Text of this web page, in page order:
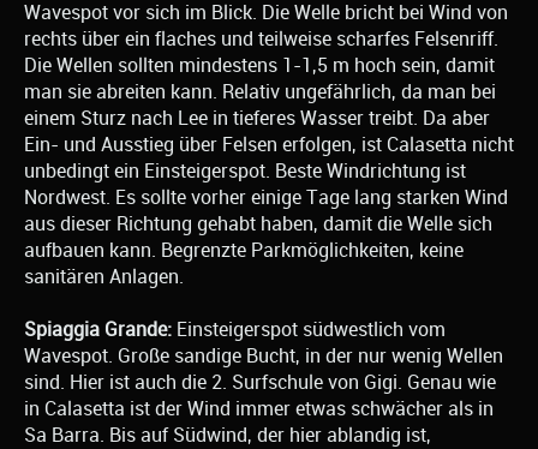
Wavespot vor sich im Blick. Die Welle bricht bei Wind von
rechts über ein flaches und teilweise scharfes Felsenriff.
Die Wellen sollten mindestens 1-1,5 m hoch sein, damit
man sie abreiten kann. Relativ ungefährlich, da man bei
einem Sturz nach Lee in tieferes Wasser treibt. Da aber
Ein- und Ausstieg über Felsen erfolgen, ist Calasetta nicht
unbedingt ein Einsteigerspot. Beste Windrichtung ist
Nordwest. Es sollte vorher einige Tage lang starken Wind
aus dieser Richtung gehabt haben, damit die Welle sich
aufbauen kann. Begrenzte Parkmöglichkeiten, keine
sanitären Anlagen.
Spiaggia Grande: Einsteigerspot südwestlich vom
Wavespot. Große sandige Bucht, in der nur wenig Wellen
sind. Hier ist auch die 2. Surfschule von Gigi. Genau wie
in Calasetta ist der Wind immer etwas schwächer als in
Sa Barra. Bis auf Südwind, der hier ablandig ist,